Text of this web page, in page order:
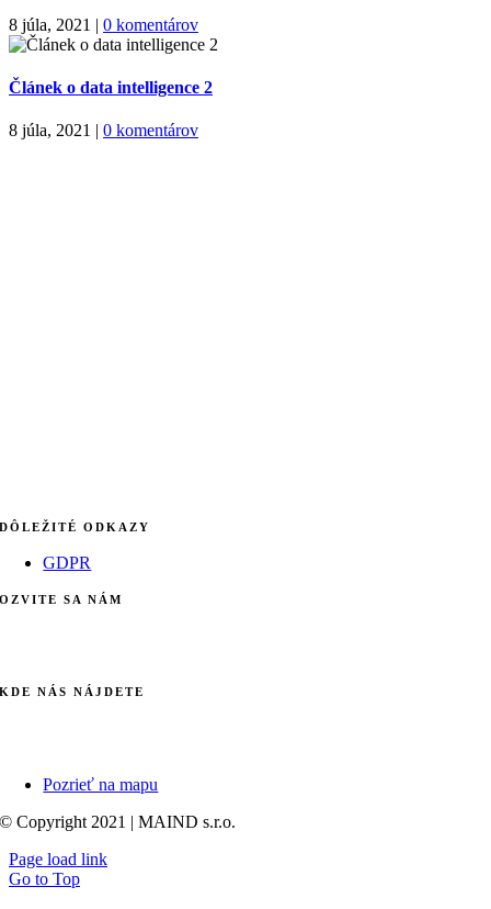
8 júla, 2021 | 0 komentárov
Článek o data intelligence 2
8 júla, 2021 | 0 komentárov
DÔLEŽITÉ ODKAZY
GDPR
OZVITE SA NÁM
KDE NÁS NÁJDETE
Pozrieť na mapu
© Copyright 2021 | MAIND s.r.o.
Page load link
Go to Top